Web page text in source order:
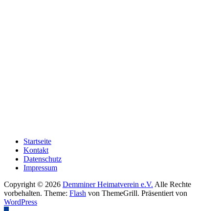
Startseite
Kontakt
Datenschutz
Impressum
Copyright © 2026 Demminer Heimatverein e.V. Alle Rechte
vorbehalten. Theme: Flash von ThemeGrill. Präsentiert von
WordPress